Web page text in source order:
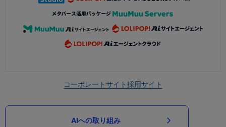
コーポレートサイト採用サイト
AIへの取り組み